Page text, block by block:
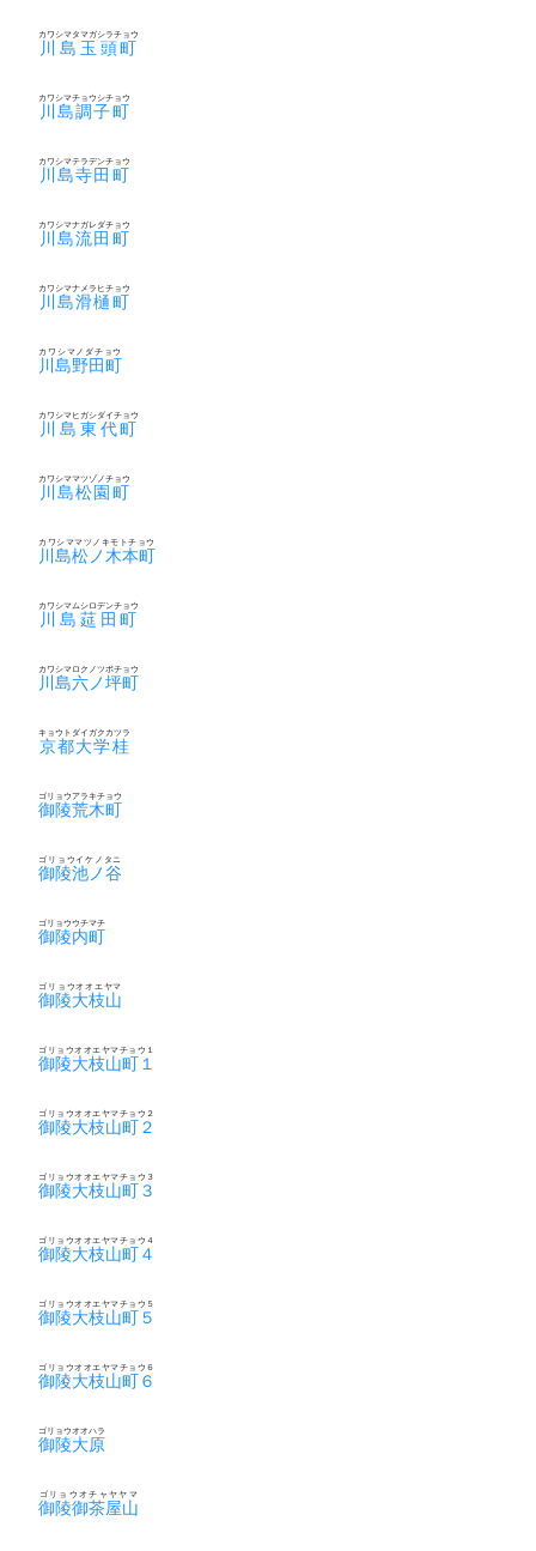
川島玉頭町
カワシマタマガシラチョウ
川島調子町
カワシマチョウシチョウ
川島寺田町
カワシマテラデンチョウ
川島流田町
カワシマナガレダチョウ
川島滑樋町
カワシマナメラヒチョウ
川島野田町
カワシマノダチョウ
川島東代町
カワシマヒガシダイチョウ
川島松園町
カワシママツゾノチョウ
川島松ノ木本町
カワシママツノキモトチョウ
川島莚田町
カワシマムシロデンチョウ
川島六ノ坪町
カワシマロクノツボチョウ
京都大学桂
キョウトダイガクカツラ
御陵荒木町
ゴリョウアラキチョウ
御陵池ノ谷
ゴリョウイケノタニ
御陵内町
ゴリョウウチマチ
御陵大枝山
ゴリョウオオエヤマ
御陵大枝山町１
ゴリョウオオエヤマチョウ１
御陵大枝山町２
ゴリョウオオエヤマチョウ２
御陵大枝山町３
ゴリョウオオエヤマチョウ３
御陵大枝山町４
ゴリョウオオエヤマチョウ４
御陵大枝山町５
ゴリョウオオエヤマチョウ５
御陵大枝山町６
ゴリョウオオエヤマチョウ６
御陵大原
ゴリョウオオハラ
御陵御茶屋山
ゴリョウオチャヤヤマ